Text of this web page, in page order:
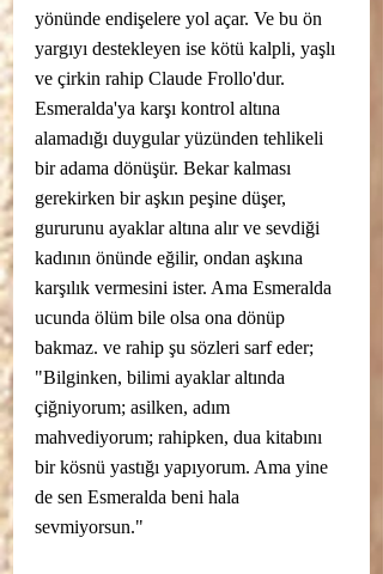
yönünde endişelere yol açar. Ve bu ön
yargıyı destekleyen ise kötü kalpli, yaşlı
ve çirkin rahip Claude Frollo'dur.
Esmeralda'ya karşı kontrol altına
alamadığı duygular yüzünden tehlikeli
bir adama dönüşür. Bekar kalması
gerekirken bir aşkın peşine düşer,
gururunu ayaklar altına alır ve sevdiği
kadının önünde eğilir, ondan aşkına
karşılık vermesini ister. Ama Esmeralda
ucunda ölüm bile olsa ona dönüp
bakmaz. ve rahip şu sözleri sarf eder;
"Bilginken, bilimi ayaklar altında
çiğniyorum; asilken, adım
mahvediyorum; rahipken, dua kitabını
bir kösnü yastığı yapıyorum. Ama yine
de sen Esmeralda beni hala
sevmiyorsun."